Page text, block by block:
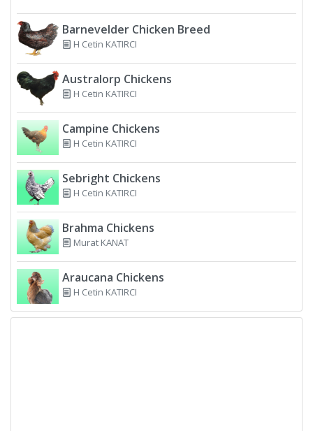
Barnevelder Chicken Breed
H Cetin KATIRCI
Australorp Chickens
H Cetin KATIRCI
Campine Chickens
H Cetin KATIRCI
Sebright Chickens
H Cetin KATIRCI
Brahma Chickens
Murat KANAT
Araucana Chickens
H Cetin KATIRCI